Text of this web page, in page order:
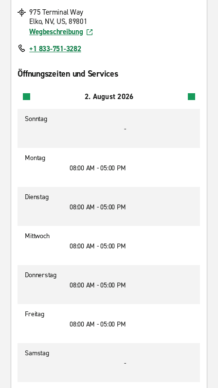
975 Terminal Way
Elko, NV, US, 89801
Wegbeschreibung
+1 833-751-3282
Öffnungszeiten und Services
2. August 2026
Sonntag
-
Montag
08:00 AM - 05:00 PM
Dienstag
08:00 AM - 05:00 PM
Mittwoch
08:00 AM - 05:00 PM
Donnerstag
08:00 AM - 05:00 PM
Freitag
08:00 AM - 05:00 PM
Samstag
-